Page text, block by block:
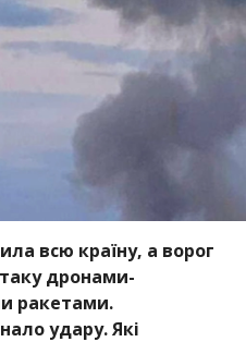
всю країну, а ворог
дронами-
ракетами.
удару. Які